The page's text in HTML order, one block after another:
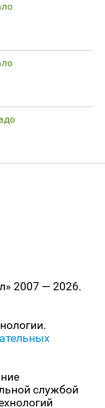
2007 — 2026.
службой